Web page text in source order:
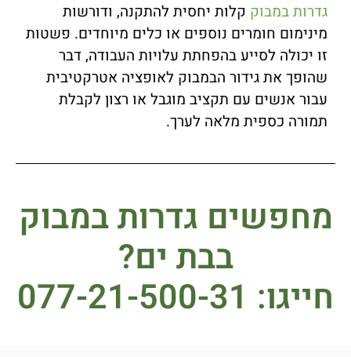
גדרות במבוק קלות יחסית להתקנה, ודורשות
מינימום חומרים נוספים או כלים מיוחדים. פשטות
זו יכולה לסייע בהפחתת עלויות העבודה, דבר
שהופך את גידור הבמבוק לאופציה אטרקטיבית
עבור אנשים עם תקציב מוגבל או רצון לקבלת
תמורה כספית מלאה לערך.
מחפשים גדרות במבוק
בבת ים?
חייגו: 077-21-500-31